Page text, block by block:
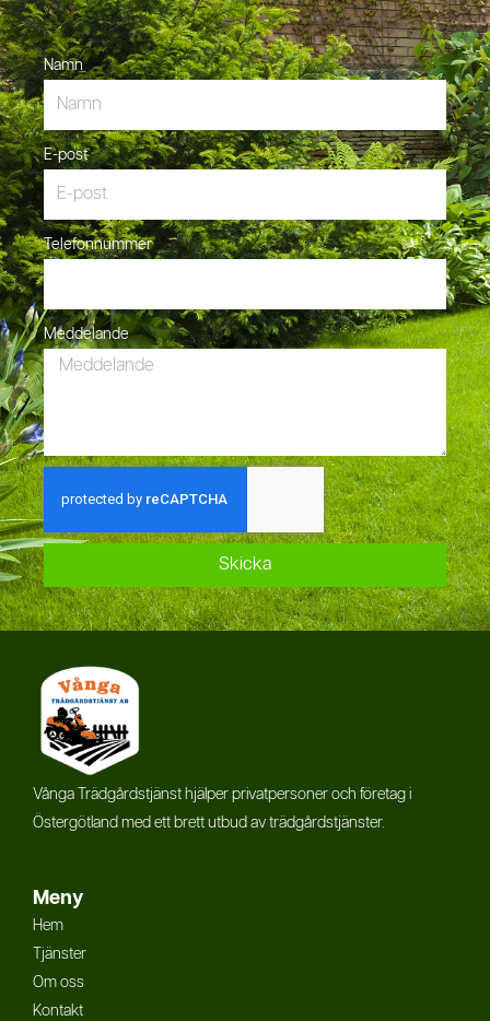
Namn
E-post
Telefonnummer
Meddelande
Skicka
Vånga Trädgårdstjänst hjälper privatpersoner och företag i
Östergötland med ett brett utbud av trädgårdstjänster.
Meny
Hem
Tjänster
Om oss
Kontakt